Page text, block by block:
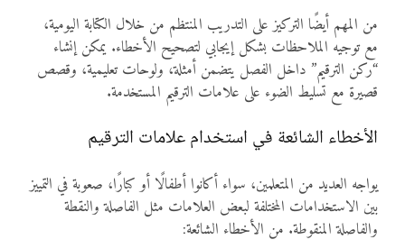
من المهم أيضًا التركيز على التدريب المنتظم من خلال الكتابة اليومية،
مع توجيه الملاحظات بشكل إيجابي لتصحيح الأخطاء. يمكن إنشاء
“ركن الترقيم” داخل الفصل يتضمن أمثلة، ولوحات تعليمية، وقصص
قصيرة مع تسليط الضوء على علامات الترقيم المستخدمة.
الأخطاء الشائعة في استخدام علامات الترقيم
يواجه العديد من المتعلمين، سواء أكانوا أطفالًا أو كبارًا، صعوبة في التمييز
بين الاستخدامات المختلفة لبعض العلامات مثل الفاصلة والنقطة
والفاصلة المنقوطة. من الأخطاء الشائعة: